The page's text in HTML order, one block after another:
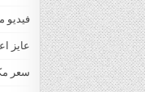
فيديو
عايز
سعر